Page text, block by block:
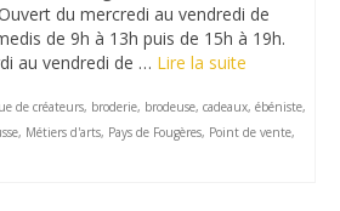
du mercredi au vendredi de
de 9h à 13h puis de 15h à 19h.
au vendredi de … Lire la suite
de créateurs, broderie, brodeuse, cadeaux, ébéniste,
, Métiers d'arts, Pays de Fougères, Point de vente,